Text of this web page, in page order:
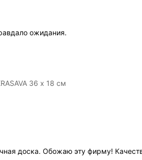
ожидания.
36 х 18 см
доска. Обожаю эту фирму!